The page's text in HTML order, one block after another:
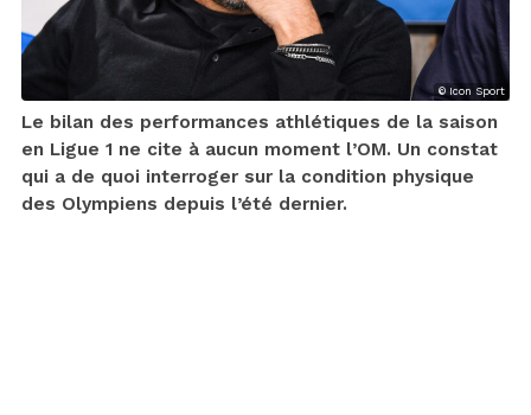
© Icon Sport
Le bilan des performances athlétiques de la saison
en Ligue 1 ne cite à aucun moment l’OM. Un constat
qui a de quoi interroger sur la condition physique
des Olympiens depuis l’été dernier.